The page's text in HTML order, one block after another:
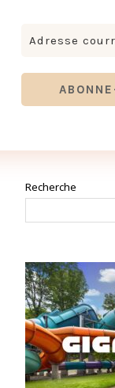
Recherche